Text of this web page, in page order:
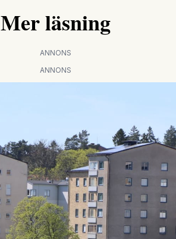
Mer läsning
ANNONS
ANNONS